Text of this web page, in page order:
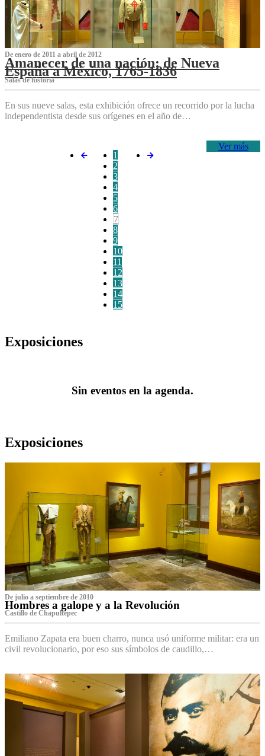
De enero de 2011 a abril de 2012
Amanecer de una nación: de Nueva
España a México, 1765-1836
Salas de historia
En sus nueve salas, esta exhibición ofrece un recorrido por la lucha
independentista desde sus orígenes en el año de…
Ver más
1
2
3
4
5
6
7
8
9
10
11
12
13
14
15
Exposiciones
Sin eventos en la agenda.
Exposiciones
De julio a septiembre de 2010
Hombres a galope y a la Revolución
Castillo de Chapultepec
Emiliano Zapata era buen charro, nunca usó uniforme militar: era un
civil revolucionario, por eso sus símbolos de caudillo,…